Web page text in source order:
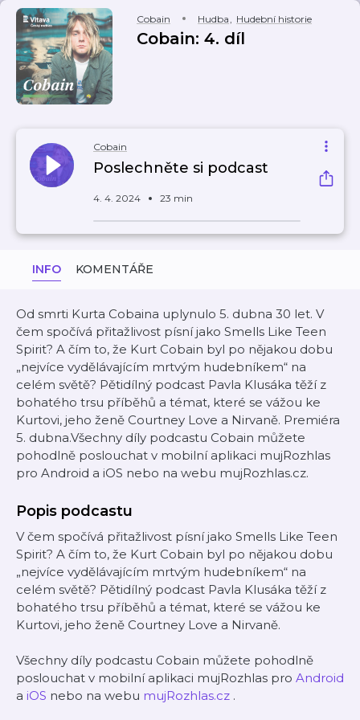
Cobain Hudba, Hudební historie
Cobain: 4. díl
Cobain
Poslechněte si podcast
4. 4. 2024 23 min
INFO KOMENTÁŘE
Od smrti Kurta Cobaina uplynulo 5. dubna 30 let. V
čem spočívá přitažlivost písní jako Smells Like Teen
Spirit? A čím to, že Kurt Cobain byl po nějakou dobu
„nejvíce vydělávajícím mrtvým hudebníkem“ na
celém světě? Pětidílný podcast Pavla Klusáka těží z
bohatého trsu příběhů a témat, které se vážou ke
Kurtovi, jeho ženě Courtney Love a Nirvaně. Premiéra
5. dubna.Všechny díly podcastu Cobain můžete
pohodlně poslouchat v mobilní aplikaci mujRozhlas
pro Android a iOS nebo na webu mujRozhlas.cz.
Popis podcastu
V čem spočívá přitažlivost písní jako Smells Like Teen
Spirit? A čím to, že Kurt Cobain byl po nějakou dobu
„nejvíce vydělávajícím mrtvým hudebníkem“ na
celém světě? Pětidílný podcast Pavla Klusáka těží z
bohatého trsu příběhů a témat, které se vážou ke
Kurtovi, jeho ženě Courtney Love a Nirvaně.
Všechny díly podcastu Cobain můžete pohodlně
poslouchat v mobilní aplikaci mujRozhlas pro Android
a iOS nebo na webu mujRozhlas.cz .